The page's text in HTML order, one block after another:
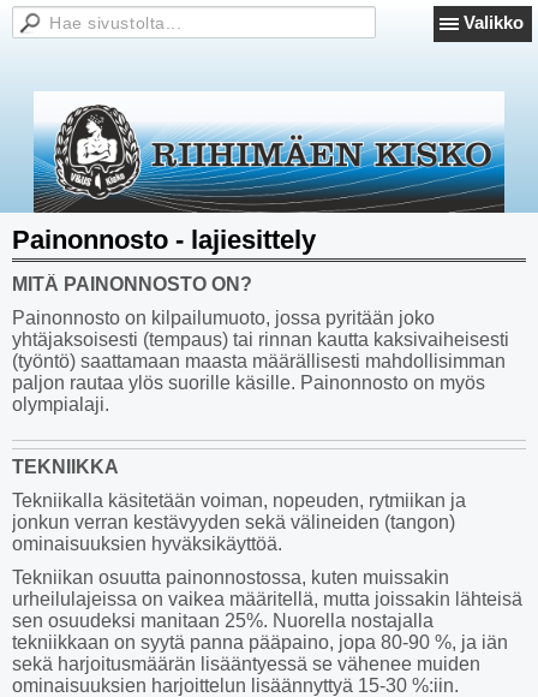
Valikko
Painonnosto - lajiesittely
MITÄ PAINONNOSTO ON?
Painonnosto on kilpailumuoto, jossa pyritään joko
yhtäjaksoisesti (tempaus) tai rinnan kautta kaksivaiheisesti
(työntö) saattamaan maasta määrällisesti mahdollisimman
paljon rautaa ylös suorille käsille. Painonnosto on myös
olympialaji.
TEKNIIKKA
Tekniikalla käsitetään voiman, nopeuden, rytmiikan ja
jonkun verran kestävyyden sekä välineiden (tangon)
ominaisuuksien hyväksikäyttöä.
Tekniikan osuutta painonnostossa, kuten muissakin
urheilulajeissa on vaikea määritellä, mutta joissakin lähteisä
sen osuudeksi manitaan 25%. Nuorella nostajalla
tekniikkaan on syytä panna pääpaino, jopa 80-90 %, ja iän
sekä harjoitusmäärän lisääntyessä se vähenee muiden
ominaisuuksien harjoittelun lisäännyttyä 15-30 %:iin.